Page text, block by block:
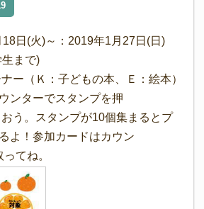
日(火)～：2019年1月27日(日)
まで)
ー（Ｋ：子どもの本、Ｅ：絵本）
ンターでスタンプを押
スタンプが10個集まるとプ
よ！参加カードはカウン
てね。